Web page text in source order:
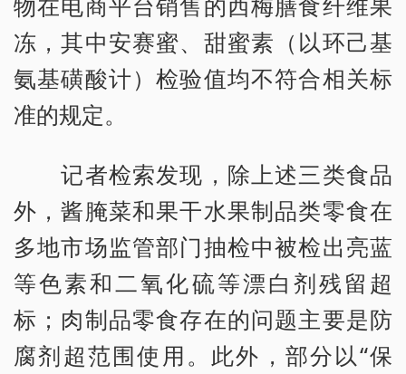
冻，其中安赛蜜、甜蜜素（以环己基
氨基磺酸计）检验值均不符合相关标
准的规定。
记者检索发现，除上述三类食品
外，酱腌菜和果干水果制品类零食在
多地市场监管部门抽检中被检出亮蓝
等色素和二氧化硫等漂白剂残留超
标；肉制品零食存在的问题主要是防
腐剂超范围使用。此外，部分以“保